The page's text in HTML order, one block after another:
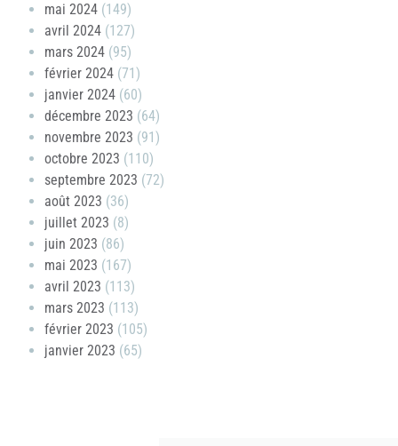
mai 2024 (149)
avril 2024 (127)
mars 2024 (95)
février 2024 (71)
janvier 2024 (60)
décembre 2023 (64)
novembre 2023 (91)
octobre 2023 (110)
septembre 2023 (72)
août 2023 (36)
juillet 2023 (8)
juin 2023 (86)
mai 2023 (167)
avril 2023 (113)
mars 2023 (113)
février 2023 (105)
janvier 2023 (65)